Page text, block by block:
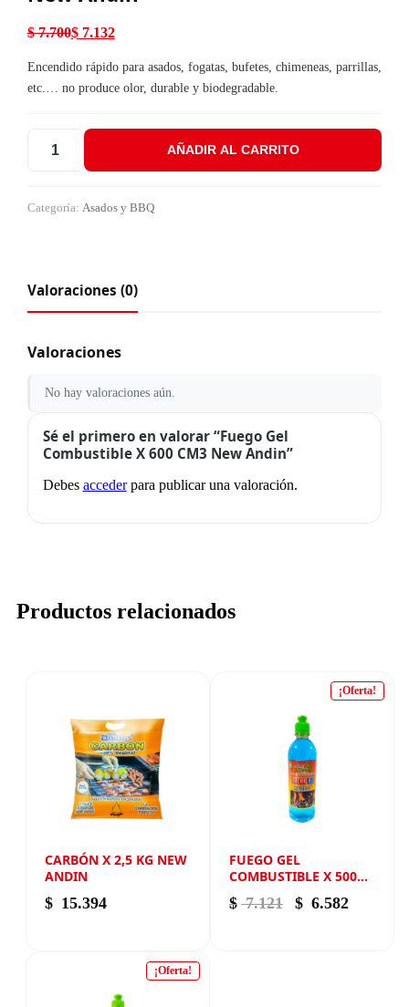
$7.700
El precio original era: $ 7.700.
$7.132
El precio actual es: $ 7.132.
Encendido rápido para asados, fogatas, bufetes, chimeneas, parrillas,
etc.… no produce olor, durable y biodegradable.
Fuego Gel Combustible X 600 CM3 New Andin cantidad
AÑADIR AL CARRITO
Categoría: Asados y BBQ
Valoraciones (0)
Valoraciones
No hay valoraciones aún.
Sé el primero en valorar “Fuego Gel
Combustible X 600 CM3 New Andin”
Debes accederpara publicar una valoración.
Productos relacionados
CARBÓN X 2,5 KG NEW
ANDIN
$ 15.394
¡Oferta!
FUEGO GEL
COMBUSTIBLE X 500
CM3 NEW ANDIN
$ 7.121 El precio
$ 6.582
¡Oferta!